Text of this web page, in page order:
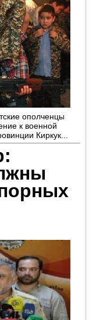
ополченцы
к военной
Киркук...